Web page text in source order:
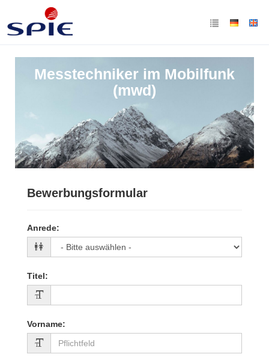
Messtechniker im Mobilfunk
(mwd)
Bewerbungsformular
Anrede:
Titel:
Vorname: